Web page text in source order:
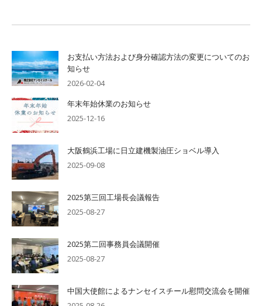
お支払い方法および身分確認方法の変更についてのお
知らせ
2026-02-04
年末年始休業のお知らせ
2025-12-16
大阪鶴浜工場に日立建機製油圧ショベル導入
2025-09-08
2025第三回工場長会議報告
2025-08-27
2025第二回事務員会議開催
2025-08-27
中国大使館によるナンセイスチール慰問交流会を開催